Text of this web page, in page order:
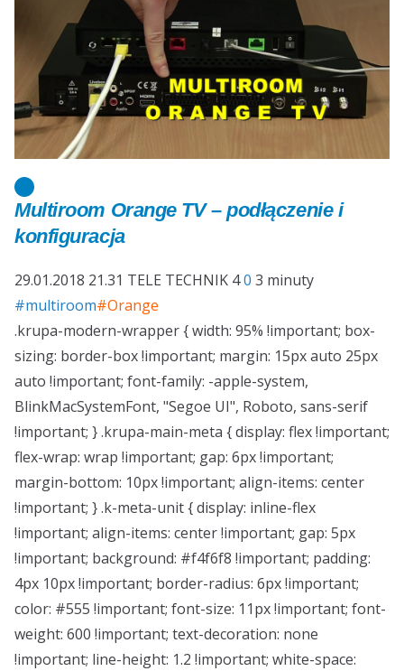
Multiroom Orange TV – podłączenie i
konfiguracja
29.01.2018 21.31 TELE TECHNIK 40 3 minuty
#multiroom#Orange
.krupa-modern-wrapper { width: 95% !important; box-
sizing: border-box !important; margin: 15px auto 25px
auto !important; font-family: -apple-system,
BlinkMacSystemFont, "Segoe UI", Roboto, sans-serif
!important; } .krupa-main-meta { display: flex !important;
flex-wrap: wrap !important; gap: 6px !important;
margin-bottom: 10px !important; align-items: center
!important; } .k-meta-unit { display: inline-flex
!important; align-items: center !important; gap: 5px
!important; background: #f4f6f8 !important; padding:
4px 10px !important; border-radius: 6px !important;
color: #555 !important; font-size: 11px !important; font-
weight: 600 !important; text-decoration: none
!important; line-height: 1.2 !important; white-space: